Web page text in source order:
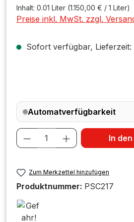
Inhalt: 0.01 Liter (1.150,00 € / 1 Liter)
Preise inkl. MwSt. zzgl.
Sofort verfügbar, Lieferzeit:
Automatverfügbarkeit
Produkt Anzahl: Gib
In
Zum Merkzettel hinzufügen
Produktnummer: PSC217